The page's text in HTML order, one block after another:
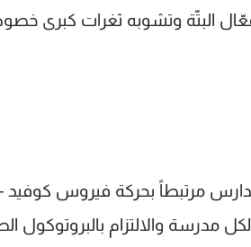
فعّال البتّة وتشوبه ثغرات كبرى
مدرسة والالتزام بالبروتوكول